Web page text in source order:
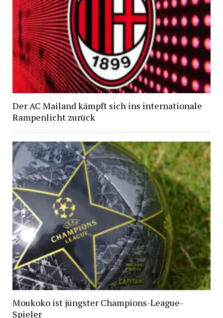
Der AC Mailand kämpft sich ins internationale
Rampenlicht zurück
Moukoko ist jüngster Champions-League-
Spieler